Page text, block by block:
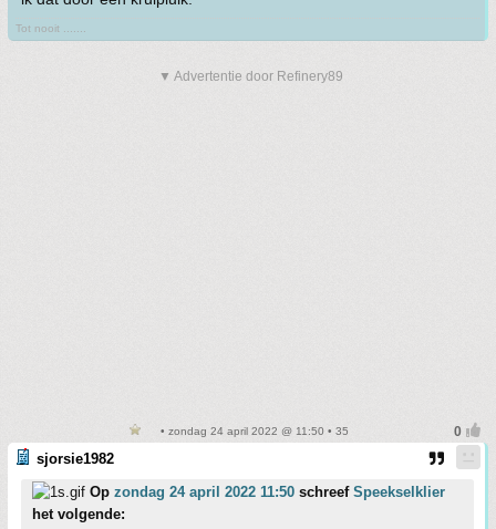
Tot nooit .......
▼ Advertentie door Refinery89
• zondag 24 april 2022 @ 11:50 • 35
sjorsie1982
Op zondag 24 april 2022 11:50 schreef Speekselklier
het volgende: